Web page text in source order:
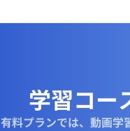
学習コー
有料プランでは、動画学